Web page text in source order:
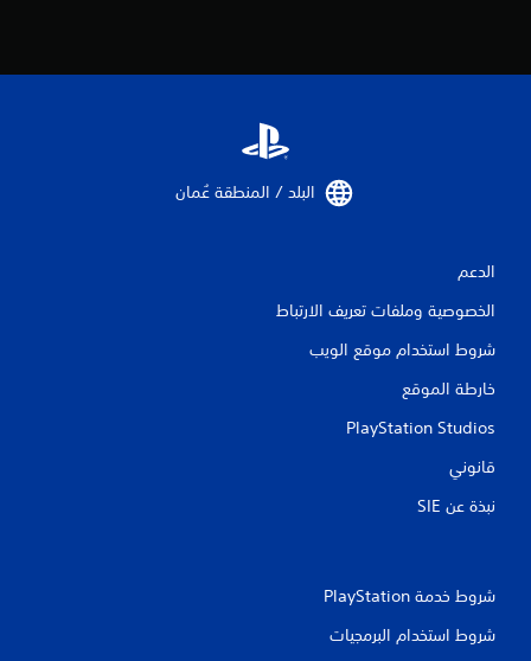
البلد / المنطقة عُمان‏
الدعم
الخصوصية وملفات تعريف الارتباط
شروط استخدام موقع الويب
خارطة الموقع
PlayStation Studios
قانوني
نبذة عن SIE‏
شروط خدمة PlayStation‏
شروط استخدام البرمجيات